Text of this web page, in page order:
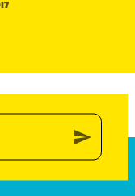
send